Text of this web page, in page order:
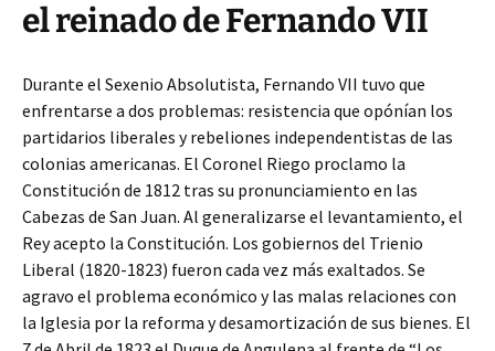
el reinado de Fernando VII
Durante el Sexenio Absolutista, Fernando VII tuvo que
enfrentarse a dos problemas: resistencia que opónían los
partidarios liberales y rebeliones independentistas de las
colonias americanas. El Coronel Riego proclamo la
Constitución de 1812 tras su pronunciamiento en las
Cabezas de San Juan. Al generalizarse el levantamiento, el
Rey acepto la Constitución. Los gobiernos del Trienio
Liberal (1820-1823) fueron cada vez más exaltados. Se
agravo el problema económico y las malas relaciones con
la Iglesia por la reforma y desamortización de sus bienes. El